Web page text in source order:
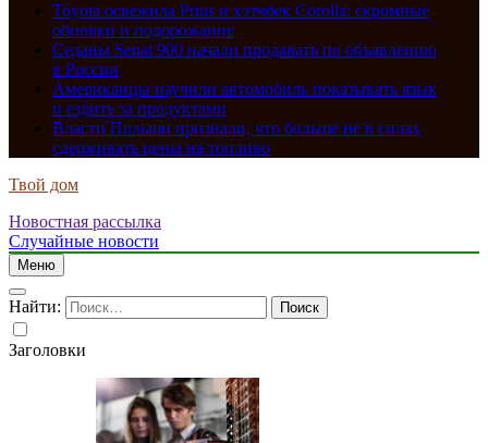
Toyota освежила Prius и хэтчбек Corolla: скромные
обновки и подорожание
Седаны Senat 900 начали продавать по объявлению
в России
Американцы научили автомобиль показывать язык
и ездить за продуктами
Власти Польши признали, что больше не в силах
сдерживать цены на топливо
Твой дом
Новостная рассылка
Случайные новости
Меню
Найти:
Заголовки